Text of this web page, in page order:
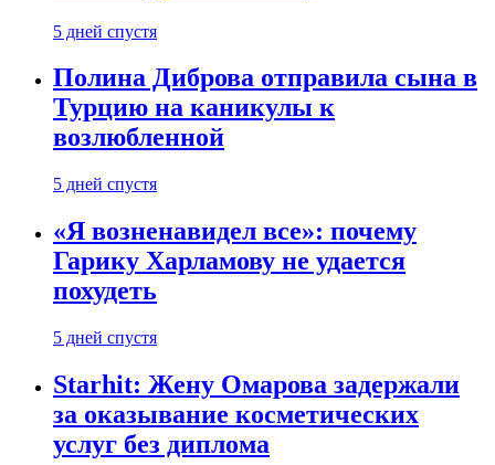
5 дней спустя
Полина Диброва отправила сына в
Турцию на каникулы к
возлюбленной
5 дней спустя
«Я возненавидел все»: почему
Гарику Харламову не удается
похудеть
5 дней спустя
Starhit: Жену Омарова задержали
за оказывание косметических
услуг без диплома